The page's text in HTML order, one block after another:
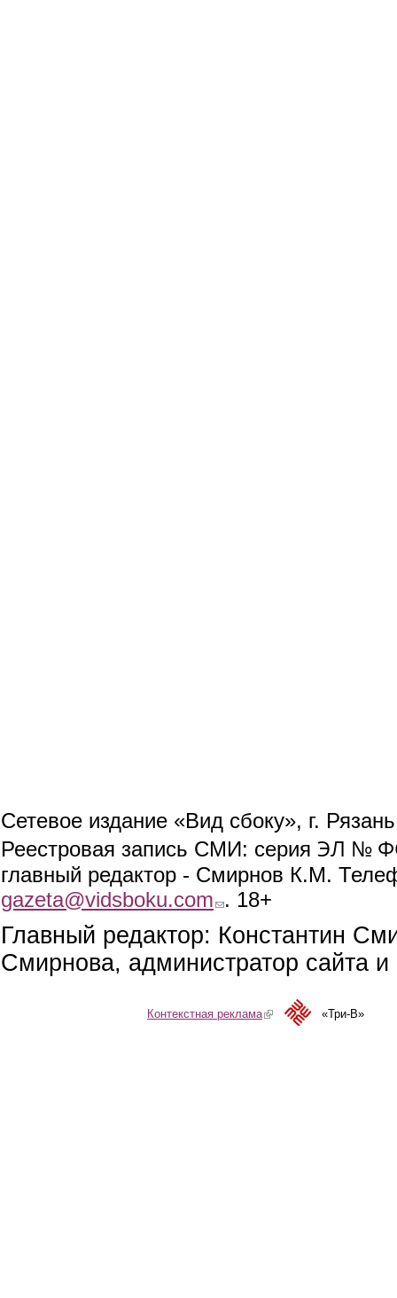
Сетевое издание «Вид сбоку», г.
Реестровая запись СМИ: серия ЭЛ №
главный редактор - Смирнов К.М.
gazeta@vidsboku.com (link sends e-mail)
. 18+
Главный редактор: Константин
Смирнова, администратор сайта
Контекстная реклама(link is external)«Три-В»